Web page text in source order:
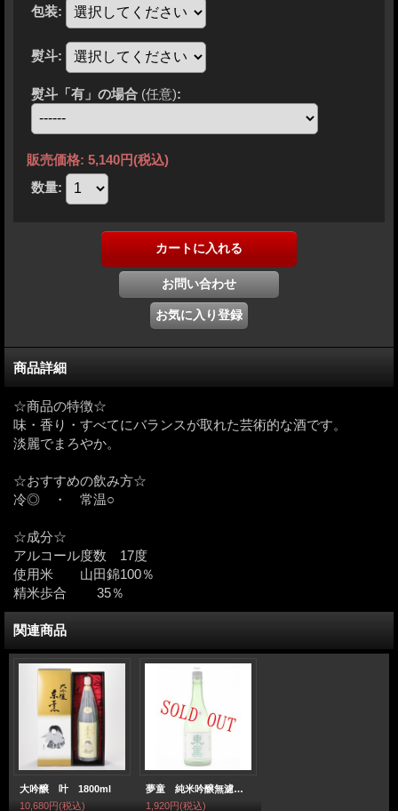
包装:
熨斗:
熨斗「有」の場合 (任意):
販売価格: 5,140円(税込)
数量:
商品詳細
☆商品の特徴☆
味・香り・すべてにバランスが取れた芸術的な酒です。
淡麗でまろやか。
☆おすすめの飲み方☆
冷◎ ・ 常温○
☆成分☆
アルコール度数 17度
使用米 山田錦100％
精米歩合 35％
関連商品
大吟醸 叶 1800ml
10,680円(税込)
夢童 純米吟醸無濾過生酒原酒 720ml
1,920円(税込)